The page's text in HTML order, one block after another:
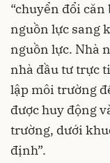
“chuyển đổi
nguồn lực sang
nguồn lực. Nhà
nhà đầu tư trực
lập môi trường
được huy động
trường, dưới
định”.